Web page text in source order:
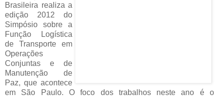
Brasileira realiza a
edição 2012 do
Simpósio sobre a
Função Logística
de Transporte em
Operações
Conjuntas e de
Manutenção de
Paz, que acontece
em São Paulo. O foco dos trabalhos neste ano é o